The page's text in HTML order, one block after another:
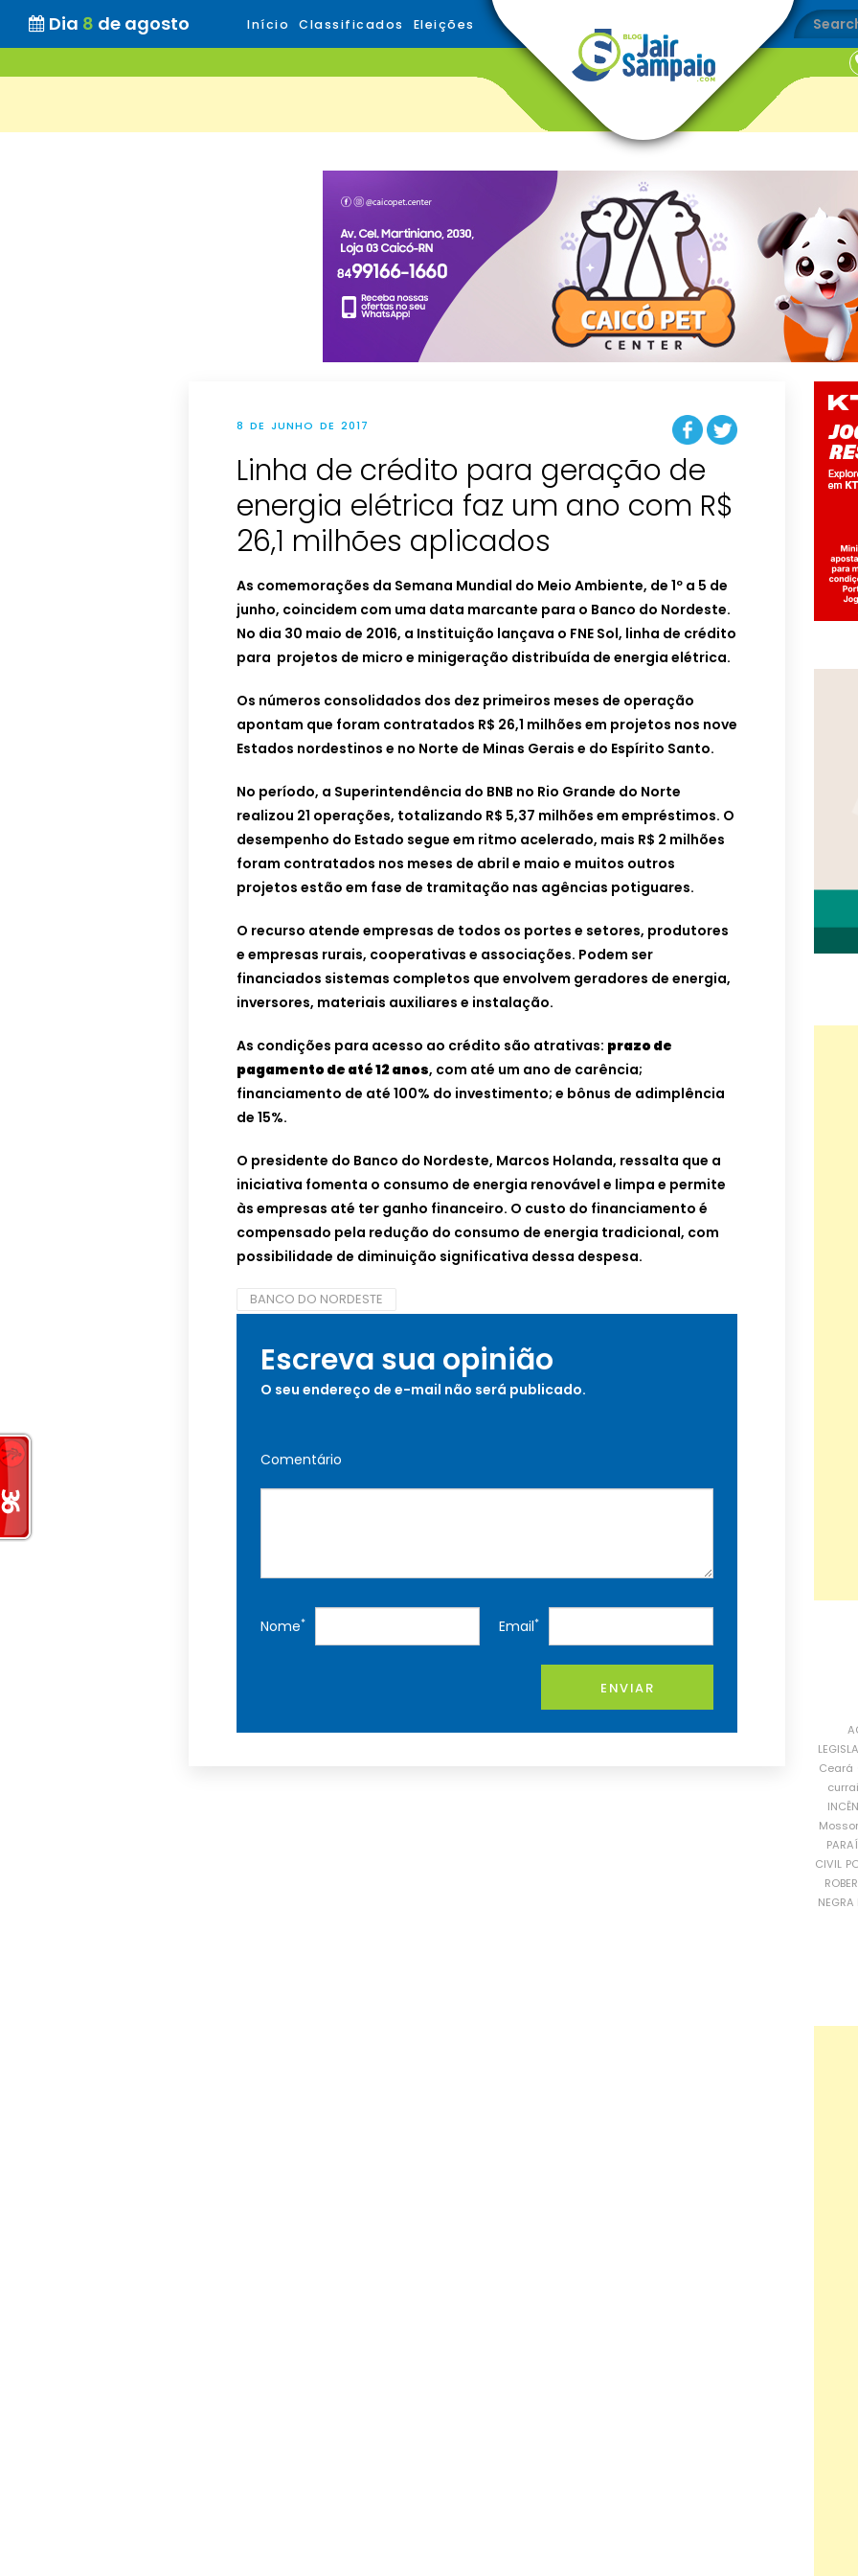
Dia 8 de agosto Início Classificados Eleições
8 DE JUNHO DE 2017
Linha de crédito para geração de
energia elétrica faz um ano com R$
26,1 milhões aplicados
As comemorações da Semana Mundial do Meio Ambiente, de 1º a 5 de
junho, coincidem com uma data marcante para o Banco do Nordeste.
No dia 30 maio de 2016, a Instituição lançava o FNE Sol, linha de crédito
para projetos de micro e minigeração distribuída de energia elétrica.
Os números consolidados dos dez primeiros meses de operação
apontam que foram contratados R$ 26,1 milhões em projetos nos nove
Estados nordestinos e no Norte de Minas Gerais e do Espírito Santo.
No período, a Superintendência do BNB no Rio Grande do Norte
realizou 21 operações, totalizando R$ 5,37 milhões em empréstimos. O
desempenho do Estado segue em ritmo acelerado, mais R$ 2 milhões
foram contratados nos meses de abril e maio e muitos outros
projetos estão em fase de tramitação nas agências potiguares.
O recurso atende empresas de todos os portes e setores, produtores
e empresas rurais, cooperativas e associações. Podem ser
financiados sistemas completos que envolvem geradores de energia,
inversores, materiais auxiliares e instalação.
As condições para acesso ao crédito são atrativas: prazo de
pagamento de até 12 anos, com até um ano de carência;
financiamento de até 100% do investimento; e bônus de adimplência
de 15%.
O presidente do Banco do Nordeste, Marcos Holanda, ressalta que a
iniciativa fomenta o consumo de energia renovável e limpa e permite
às empresas até ter ganho financeiro. O custo do financiamento é
compensado pela redução do consumo de energia tradicional, com
possibilidade de diminuição significativa dessa despesa.
BANCO DO NORDESTE
Escreva sua opinião
O seu endereço de e-mail não será publicado.
Comentário
Nome* Email*
ENVIAR
Ceará
CIVIL
NEGRA